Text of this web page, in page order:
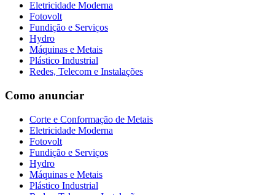
Eletricidade Moderna
Fotovolt
Fundição e Serviços
Hydro
Máquinas e Metais
Plástico Industrial
Redes, Telecom e Instalações
Como anunciar
Corte e Conformação de Metais
Eletricidade Moderna
Fotovolt
Fundição e Serviços
Hydro
Máquinas e Metais
Plástico Industrial